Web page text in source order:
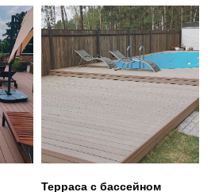
Терраса с бассейном